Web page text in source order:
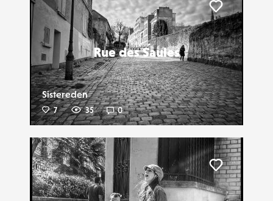
Rue des Saules
Sistereden
7 35 0
Liker
Liker